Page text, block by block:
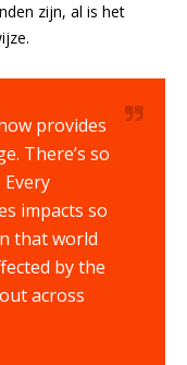
zijn, al is het
provides
There’s so
Every
impacts so
that world
by the
across